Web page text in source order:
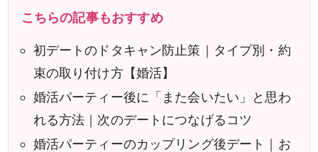
こちらの記事もおすすめ
初デートのドタキャン防止策｜タイプ別・約
束の取り付け方【婚活】
婚活パーティー後に「また会いたい」と思わ
れる方法｜次のデートにつなげるコツ
婚活パーティーのカップリング後デート｜お